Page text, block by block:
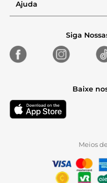
Ajuda
Siga
Baixe
Meios